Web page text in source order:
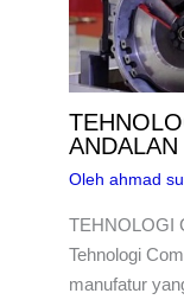
Oleh ahmad
TEHNOLOGI
Tehnologi
manufatur